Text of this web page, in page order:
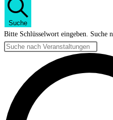
Suche
Bitte Schlüsselwort eingeben. Suche